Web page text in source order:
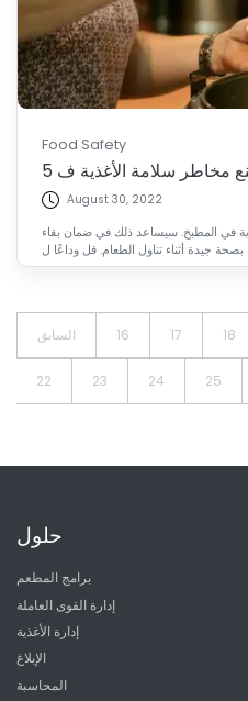
Food Safety
August 30, 2022
في المطبخ. سيساعد ذلك في ضمان بقاء
السابق 16 17 18
22 23 24 25
حلول
برامج المطعم
إدارة القوى العاملة
إدارة الأغذية
الإبلاغ
المحاسبة